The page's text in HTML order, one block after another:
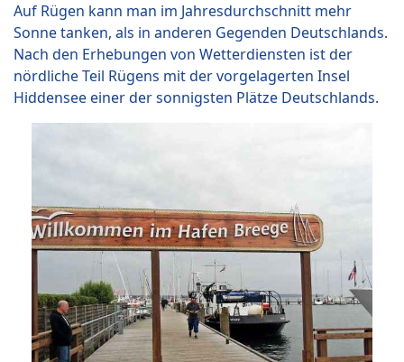
Auf Rügen kann man im Jahresdurchschnitt mehr
Sonne tanken, als in anderen Gegenden Deutschlands.
Nach den Erhebungen von Wetterdiensten ist der
nördliche Teil Rügens mit der vorgelagerten Insel
Hiddensee einer der sonnigsten Plätze Deutschlands.